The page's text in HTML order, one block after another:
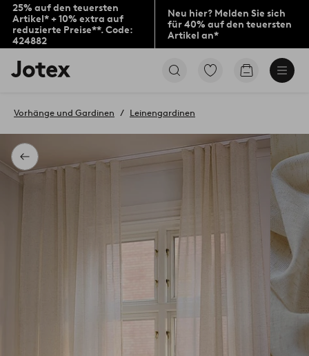
25% auf den teuersten
Artikel* + 10% extra auf
reduzierte Preise**. Code:
424882
Neu hier? Melden Sie sich
für 40% auf den teuersten
Artikel an*
Jotex-
Logo
Startseite
Zu
Produkten
gehen
Zum
Zurück
Vorhänge und Gardinen Leinengardinen